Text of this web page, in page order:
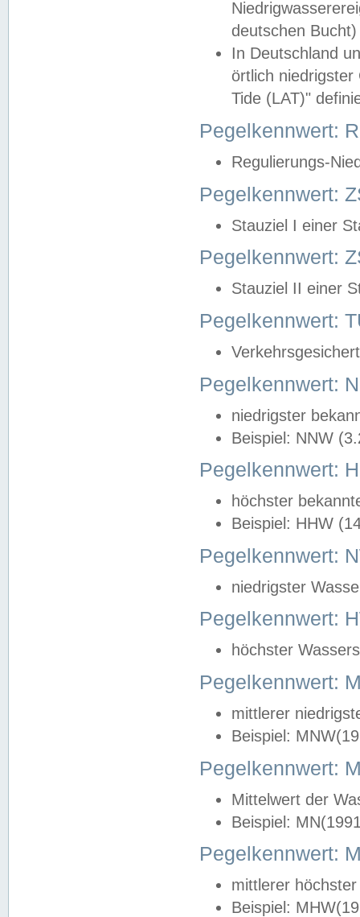
deutschen
In Deutschland
örtlich
Tide (LAT)"
Pegelkennwert:
Regulierungs-
Pegelkennwert:
Stauziel I einer
Pegelkennwert:
Stauziel II einer
Pegelkennwert:
Pegelkennwert:
niedrigster
Beispiel: NNW
Pegelkennwert:
höchster
Beispiel: HHW
Pegelkennwert:
niedrigster
Pegelkennwert:
höchster
Pegelkennwert:
mittlerer
Beispiel:
Pegelkennwert:
Mittelwert der
Beispiel:
Pegelkennwert:
mittlerer
Beispiel: